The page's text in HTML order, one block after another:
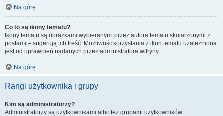
Na górę
Co to są ikony tematu?
Ikony tematu są obrazkami wybieranymi przez autora tematu skojarzonymi z
postami – sugerują ich treść. Możliwość korzystania z ikon tematu uzależniona
jest od uprawnień nadanych przez administratora witryny.
Na górę
Rangi użytkownika i grupy
Kim są administratorzy?
Administratorzy są użytkownikami albo też grupami użytkowników